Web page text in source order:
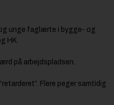
unge faglærte i bygge- og
HK.
på arbejdspladsen.
Flere peger samtidig